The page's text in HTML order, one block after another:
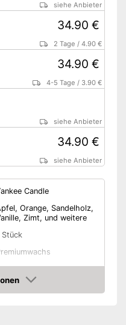
siehe Anbieter
34.90 €
2 Tage /4.90 €
34.90 €
4-5 Tage / 3.90 €
siehe Anbieter
34.90 €
siehe Anbieter
Candle
Orange, Sandelholz,
Zimt, und weitere
Stück
h
g